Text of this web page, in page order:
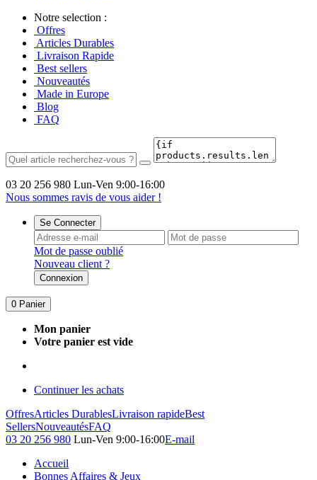
Notre selection :
Offres
Articles Durables
Livraison Rapide
Best sellers
Nouveautés
Made in Europe
Blog
FAQ
03 20 256 980 Lun-Ven 9:00-16:00
Nous sommes ravis de vous aider !
Se Connecter
Mot de passe oublié
Nouveau client ?
Connexion
0 Panier
Mon panier
Votre panier est vide
Continuer les achats
OffresArticles DurablesLivraison rapideBest
SellersNouveautésFAQ
03 20 256 980 Lun-Ven 9:00-16:00E-mail
Accueil
Bonnes Affaires & Jeux